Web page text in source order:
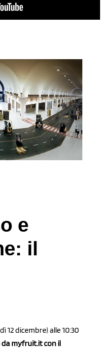
e
il
12 dicembre) alle 10:30
myfruit.it con il